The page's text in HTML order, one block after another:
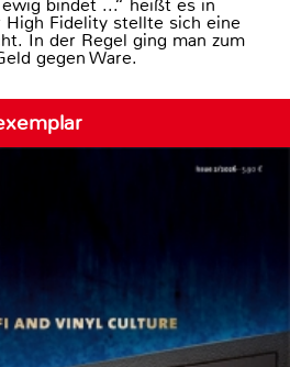
bindet ...“ heißt es in
High Fidelity stellte sich eine
In der Regel ging man zum
gegen Ware.